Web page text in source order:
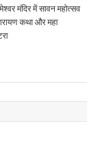
मंदिर में सावन महोत्सव
कथा और महा